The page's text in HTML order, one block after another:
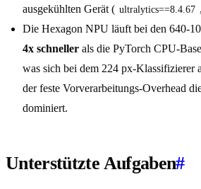
ausgekühlten Gerät ( ultralytics==8.4.67
Die Hexagon NPU läuft bei den 640-
4x schneller als die PyTorch CPU-
was sich bei dem 224 px-Klassifizierer
der feste Vorverarbeitungs-Overhead
dominiert.
Unterstützte Aufgaben#